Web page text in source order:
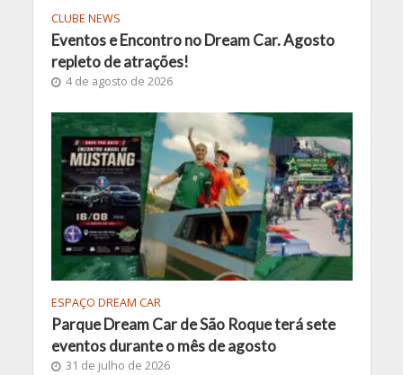
CLUBE NEWS
Eventos e Encontro no Dream Car. Agosto
repleto de atrações!
4 de agosto de 2026
ESPAÇO DREAM CAR
Parque Dream Car de São Roque terá sete
eventos durante o mês de agosto
31 de julho de 2026